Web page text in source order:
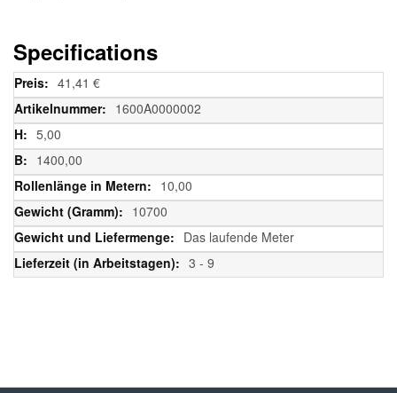
Specifications
Weitere
Informationen
41,41 €
1600A0000002
5,00
1400,00
10,00
10700
Das laufende Meter
3 - 9